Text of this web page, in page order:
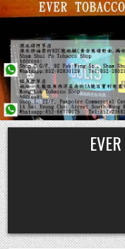
Skip
to
content